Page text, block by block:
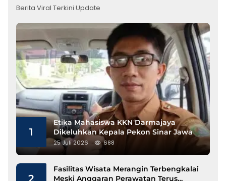
Berita Viral Terkini Update
1
Etika Mahasiswa KKN Darmajaya
Dikeluhkan Kepala Pekon Sinar Jawa
25 Juli 2026 688
2
Fasilitas Wisata Merangin Terbengkalai
Meski Anggaran Perawatan Terus